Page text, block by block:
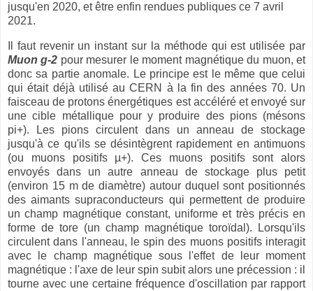
jusqu'en 2020, et être enfin rendues publiques ce 7 avril
2021.
Il faut revenir un instant sur la méthode qui est utilisée par
Muon g-2 pour mesurer le moment magnétique du muon, et
donc sa partie anomale. Le principe est le même que celui
qui était déjà utilisé au CERN à la fin des années 70. Un
faisceau de protons énergétiques est accéléré et envoyé sur
une cible métallique pour y produire des pions (mésons
pi+). Les pions circulent dans un anneau de stockage
jusqu'à ce qu'ils se désintègrent rapidement en antimuons
(ou muons positifs µ+). Ces muons positifs sont alors
envoyés dans un autre anneau de stockage plus petit
(environ 15 m de diamètre) autour duquel sont positionnés
des aimants supraconducteurs qui permettent de produire
un champ magnétique constant, uniforme et très précis en
forme de tore (un champ magnétique toroïdal). Lorsqu'ils
circulent dans l'anneau, le spin des muons positifs interagit
avec le champ magnétique sous l'effet de leur moment
magnétique : l'axe de leur spin subit alors une précession : il
tourne avec une certaine fréquence d'oscillation par rapport